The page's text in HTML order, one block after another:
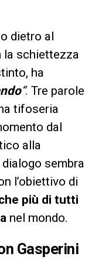
dietro al
la schiettezza
ha
“. Tre parole
tifoseria
dal
alla
sembra
l’obiettivo di
più di tutti
nel mondo.
Gasperini